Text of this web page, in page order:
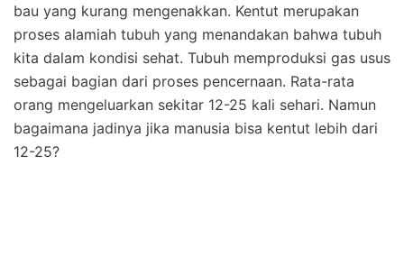
bau yang kurang mengenakkan. Kentut merupakan
proses alamiah tubuh yang menandakan bahwa tubuh
kita dalam kondisi sehat. Tubuh memproduksi gas usus
sebagai bagian dari proses pencernaan. Rata-rata
orang mengeluarkan sekitar 12-25 kali sehari. Namun
bagaimana jadinya jika manusia bisa kentut lebih dari
12-25?